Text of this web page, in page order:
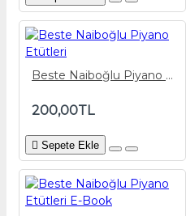
Beste Naiboğlu Piyano Etütleri
200,00TL
Sepete Ekle